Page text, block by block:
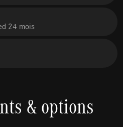
24 mois
& options